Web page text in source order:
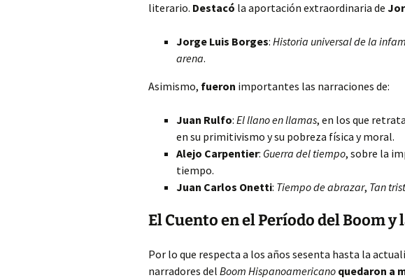
literario. Destacó la aportación extraordinaria de
Jorge Luis Borges: Historia universal de la
arena.
Asimismo, fueron importantes las narraciones de:
Juan Rulfo: El llano en llamas, en los que
en su primitivismo y su pobreza física y moral.
Alejo Carpentier: Guerra del tiempo, sobre la
tiempo.
Juan Carlos Onetti: Tiempo de abrazar, Tan
El Cuento en el Período del Boom
Por lo que respecta a los años sesenta hasta la
narradores del Boom Hispanoamericano quedaron a